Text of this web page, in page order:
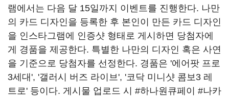
램에서는 다음 달 15일까지 이벤트를 진행한다. 나만
의 카드 디자인을 등록한 후 본인이 만든 카드 디자인
을 인스타그램에 인증샷 형태로 게시하면 당첨자에
게 경품을 제공한다. 특별한 나만의 디자인 혹은 사연
을 기준으로 당첨자를 선정한다. 경품은 '에어팟 프로
3세대', '갤러시 버즈 라이브', '코닥 미니샷 콤보3 레
트로' 등이다. 게시물 업로드 시 #하나원큐페이 #나카